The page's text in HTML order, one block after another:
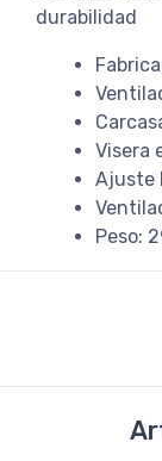
durabilidad
Visera
Ajuste
Peso: